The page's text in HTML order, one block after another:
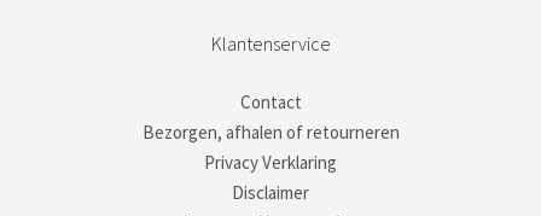
Klantenservice
Contact
Bezorgen, afhalen of retourneren
Privacy Verklaring
Disclaimer